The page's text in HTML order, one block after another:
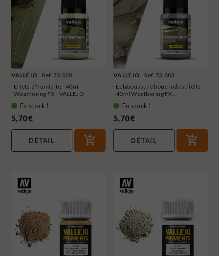
VALLEJO
Ref. 73.828
Effets d'humidité - 40ml
Weathering FX - VALLEJO
73.828
En stock !
5,70 €
DÉTAIL
VALLEJO
Ref. 73.803
Éclaboussure boue Industrielle -
40ml Weathering FX...
En stock !
5,70 €
DÉTAIL